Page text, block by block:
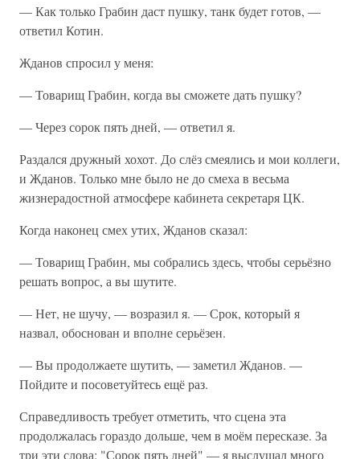
— Как только Грабин даст пушку, танк будет готов, —
ответил Котин.
Жданов спросил у меня:
— Товарищ Грабин, когда вы сможете дать пушку?
— Через сорок пять дней, — ответил я.
Раздался дружный хохот. До слёз смеялись и мои коллеги,
и Жданов. Только мне было не до смеха в весьма
жизнерадостной атмосфере кабинета секретаря ЦК.
Когда наконец смех утих, Жданов сказал:
— Товарищ Грабин, мы собрались здесь, чтобы серьёзно
решать вопрос, а вы шутите.
— Нет, не шучу, — возразил я. — Срок, который я
назвал, обоснован и вполне серьёзен.
— Вы продолжаете шутить, — заметил Жданов. —
Пойдите и посоветуйтесь ещё раз.
Справедливость требует отметить, что сцена эта
продолжалась гораздо дольше, чем в моём пересказе. За
три эти слова: "Сорок пять дней" — я выслушал много